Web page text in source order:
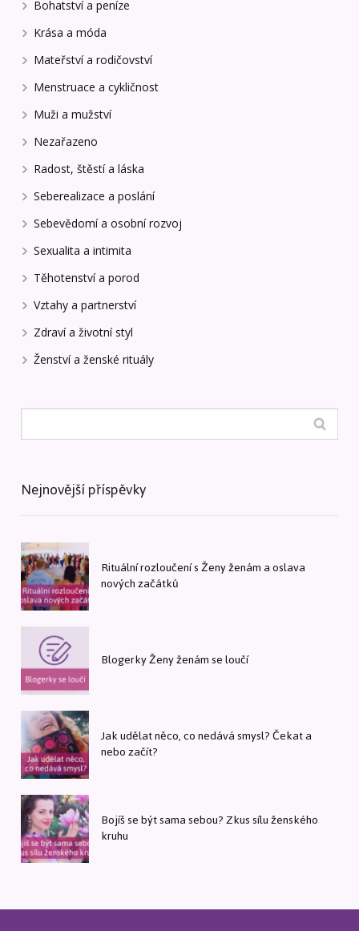
Bohatství a peníze
Krása a móda
Mateřství a rodičovství
Menstruace a cykličnost
Muži a mužství
Nezařazeno
Radost, štěstí a láska
Seberealizace a poslání
Sebevědomí a osobní rozvoj
Sexualita a intimita
Těhotenství a porod
Vztahy a partnerství
Zdraví a životní styl
Ženství a ženské rituály
Nejnovější příspěvky
Rituální rozloučení s Ženy ženám a oslava
nových začátků
Blogerky Ženy ženám se loučí
Jak udělat něco, co nedává smysl? Čekat a
nebo začít?
Bojíš se být sama sebou? Zkus sílu ženského
kruhu